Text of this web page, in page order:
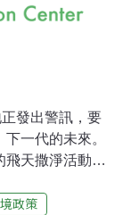
發出警訊，要
一代的未來。
飛天撒淨活動，
，更看到了寶
政策